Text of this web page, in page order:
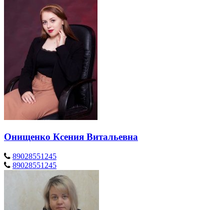
Онищенко Ксения Витальевна
89028551245
89028551245